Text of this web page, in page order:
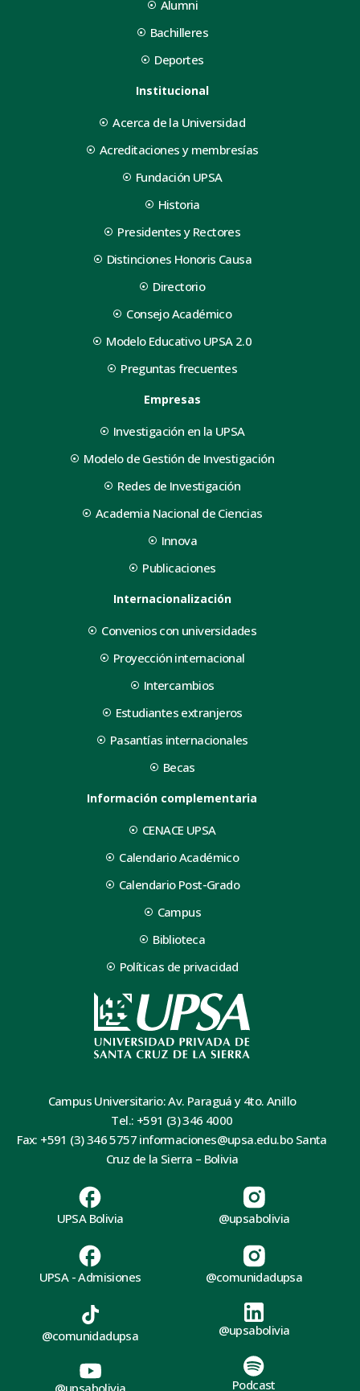
Alumni
Bachilleres
Deportes
Institucional
Acerca de la Universidad
Acreditaciones y membresías
Fundación UPSA
Historia
Presidentes y Rectores
Distinciones Honoris Causa
Directorio
Consejo Académico
Modelo Educativo UPSA 2.0
Preguntas frecuentes
Empresas
Investigación en la UPSA
Modelo de Gestión de Investigación
Redes de Investigación
Academia Nacional de Ciencias
Innova
Publicaciones
Internacionalización
Convenios con universidades
Proyección internacional
Intercambios
Estudiantes extranjeros
Pasantías internacionales
Becas
Información complementaria
CENACE UPSA
Calendario Académico
Calendario Post-Grado
Campus
Biblioteca
Políticas de privacidad
Campus Universitario: Av. Paraguá y 4to. Anillo
Tel.: +591 (3) 346 4000
Fax: +591 (3) 346 5757 informaciones@upsa.edu.bo Santa
Cruz de la Sierra – Bolivia
UPSA Bolivia
UPSA - Admisiones
@upsabolivia
@comunidadupsa
@comunidadupsa @upsabolivia
Podcast